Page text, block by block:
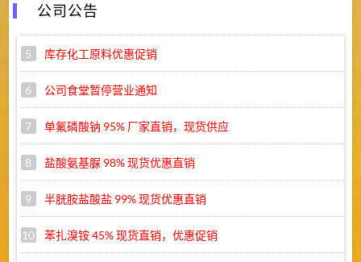
公司公告
5 库存化工原料优惠促销
6 公司食堂暂停营业通知
7 单氟磷酸钠 95% 厂家直销，现货供应
8 盐酸氨基脲 98% 现货优惠直销
9 半胱胺盐酸盐 99% 现货优惠直销
10 苯扎溴铵 45% 现货直销，优惠促销